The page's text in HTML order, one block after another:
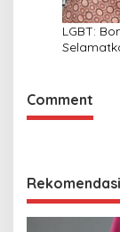
LGBT:
Comment